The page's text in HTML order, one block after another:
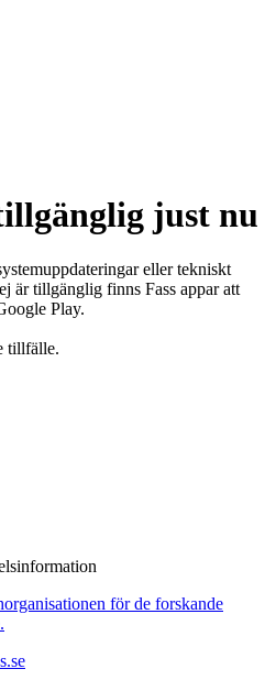
just nu
eller tekniskt
är tillgänglig finns Fass appar att
Play.
tillfälle.
för de forskande